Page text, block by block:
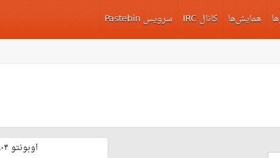
همایش‌ها کانال IRC سرویس Pastebin
اوبونتو ۲۶٫۰۴ «راکون ثابت‌قدم» با پشتیبانی بلند مدّت منتشر شد 🎊